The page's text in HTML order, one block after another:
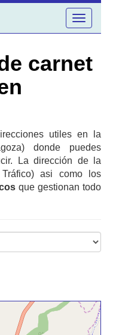
Toggle
navigation
carnet
utiles en la
donde puedes
La dirección de la
asi como los
que gestionan todo